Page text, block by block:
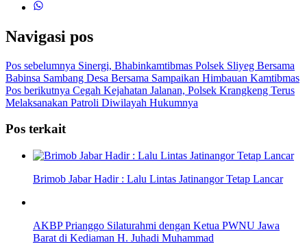
Navigasi pos
Pos sebelumnya Sinergi, Bhabinkamtibmas Polsek Sliyeg Bersama
Babinsa Sambang Desa Bersama Sampaikan Himbauan Kamtibmas
Pos berikutnya Cegah Kejahatan Jalanan, Polsek Krangkeng Terus
Melaksanakan Patroli Diwilayah Hukumnya
Pos terkait
Brimob Jabar Hadir : Lalu Lintas Jatinangor Tetap Lancar
AKBP Prianggo Silaturahmi dengan Ketua PWNU Jawa
Barat di Kediaman H. Juhadi Muhammad